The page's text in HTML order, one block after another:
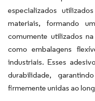
especializados
materiais, formando
comumente utilizados
como embalagens
industriais. Esses
durabilidade,
firmemente unidas ao